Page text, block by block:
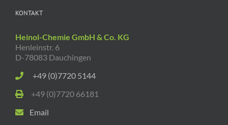
KONTAKT
Heinol-Chemie GmbH & Co. KG
Henleinstr. 6
D-78083 Dauchingen
+49 (0)7720 5144
+49 (0)7720 66181
Email